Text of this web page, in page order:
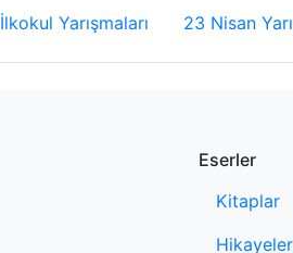
İlkokul Yarışmaları 23 Nisan
Eserler
Kitaplar